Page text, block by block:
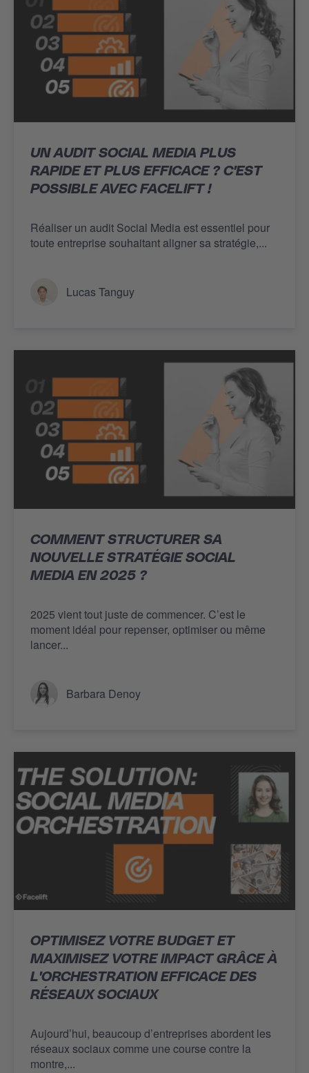
UN AUDIT SOCIAL MEDIA PLUS
RAPIDE ET PLUS EFFICACE ? C'EST
POSSIBLE AVEC FACELIFT !
Réaliser un audit Social Media est essentiel pour
toute entreprise souhaitant aligner sa stratégie,...
Lucas Tanguy
COMMENT STRUCTURER SA
NOUVELLE STRATÉGIE SOCIAL
MEDIA EN 2025 ?
2025 vient tout juste de commencer. C’est le
moment idéal pour repenser, optimiser ou même
lancer...
Barbara Denoy
OPTIMISEZ VOTRE BUDGET ET
MAXIMISEZ VOTRE IMPACT GRÂCE À
L'ORCHESTRATION EFFICACE DES
RÉSEAUX SOCIAUX
Aujourd’hui, beaucoup d’entreprises abordent les
réseaux sociaux comme une course contre la
montre,...